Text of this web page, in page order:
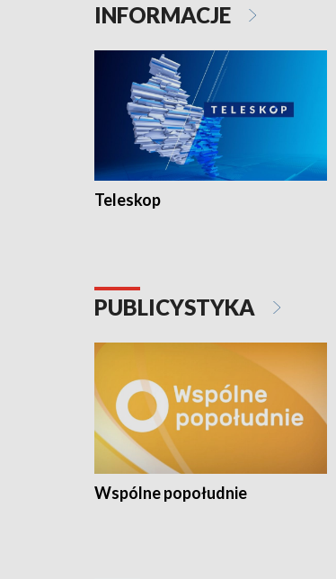
INFORMACJE
Teleskop
PUBLICYSTYKA
Wspólne popołudnie